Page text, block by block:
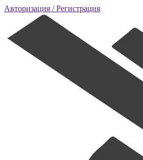
Авторизация / Регистрация